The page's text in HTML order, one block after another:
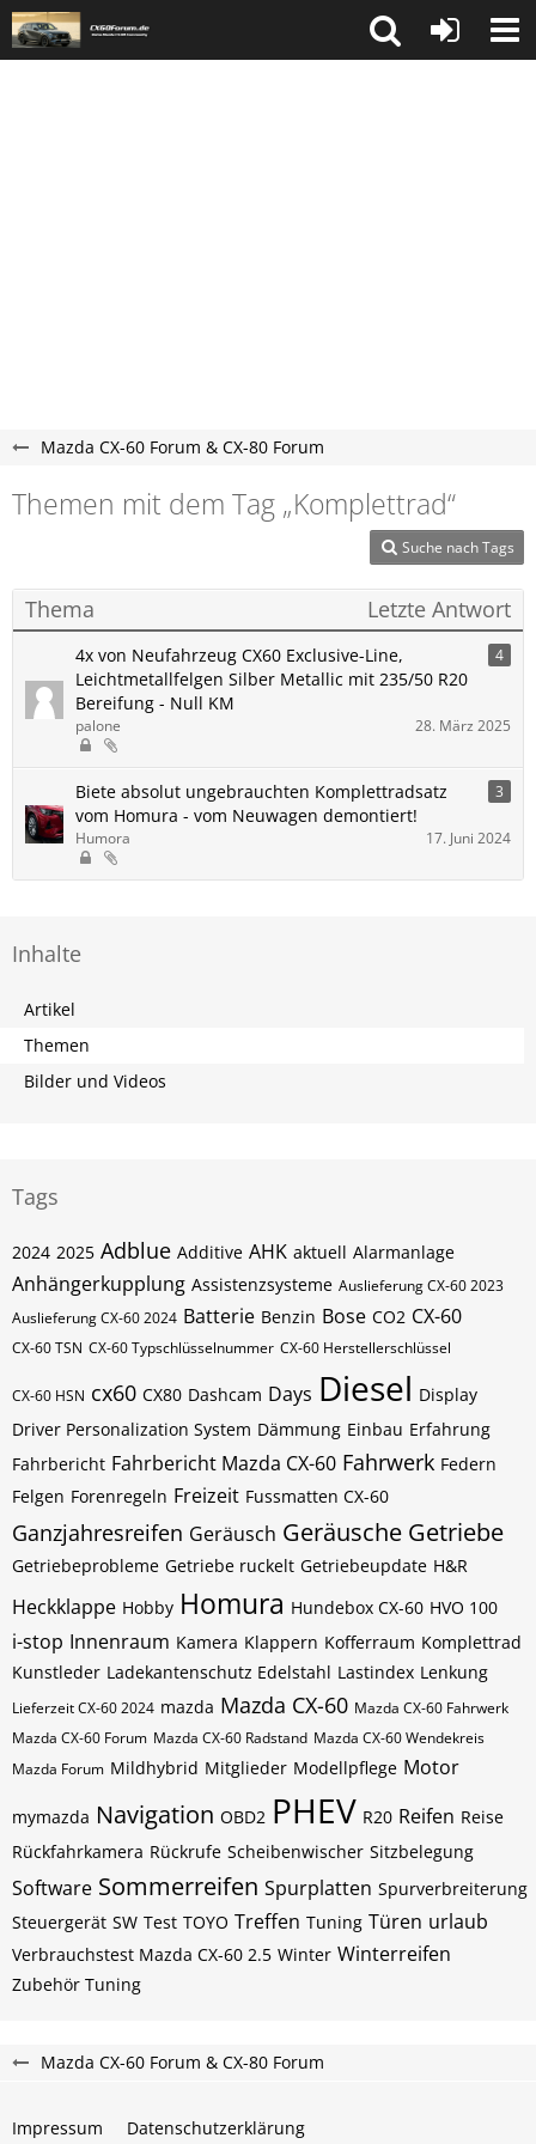
Mazda CX-60 Forum & CX-80 Forum
Themen mit dem Tag „Komplettrad“
Suche nach Tags
Thema Letzte Antwort
4x von Neufahrzeug CX60 Exclusive-Line,
Leichtmetallfelgen Silber Metallic mit 235/50 R20
Bereifung - Null KM
4
palone 28. März 2025
Biete absolut ungebrauchten Komplettradsatz
vom Homura - vom Neuwagen demontiert!
3
Humora 17. Juni 2024
Inhalte
Artikel
Themen
Bilder und Videos
Tags
2024 2025 Adblue Additive AHK aktuell Alarmanlage
Anhängerkupplung Assistenzsysteme Auslieferung CX-60 2023
Auslieferung CX-60 2024 Batterie Benzin Bose CO2 CX-60
CX-60​​​​ TSN CX-60​​​​ Typschlüsselnummer CX-60​​​​​ Herstellerschlüssel
CX-60​​​​​ HSN cx60 CX80 Dashcam Days Diesel Display
Driver Personalization System Dämmung Einbau Erfahrung
Fahrbericht Fahrbericht Mazda CX-60 Fahrwerk Federn
Felgen Forenregeln Freizeit Fussmatten CX-60
Ganzjahresreifen Geräusch Geräusche Getriebe
Getriebeprobleme Getriebe ruckelt Getriebeupdate H&R
Heckklappe Hobby Homura Hundebox CX-60 HVO 100
i-stop Innenraum Kamera Klappern Kofferraum Komplettrad
Kunstleder Ladekantenschutz Edelstahl Lastindex Lenkung
Lieferzeit CX-60 2024 mazda Mazda CX-60 Mazda CX-60 Fahrwerk
Mazda CX-60 Forum Mazda CX-60 Radstand Mazda CX-60 Wendekreis
Mazda Forum Mildhybrid Mitglieder Modellpflege Motor
mymazda Navigation OBD2 PHEV R20 Reifen Reise
Rückfahrkamera Rückrufe Scheibenwischer Sitzbelegung
Software Sommerreifen Spurplatten Spurverbreiterung
Steuergerät SW Test TOYO Treffen Tuning Türen urlaub
Verbrauchstest Mazda CX-60 2.5 Winter Winterreifen
Zubehör Tuning
Mazda CX-60 Forum & CX-80 Forum
Impressum Datenschutzerklärung